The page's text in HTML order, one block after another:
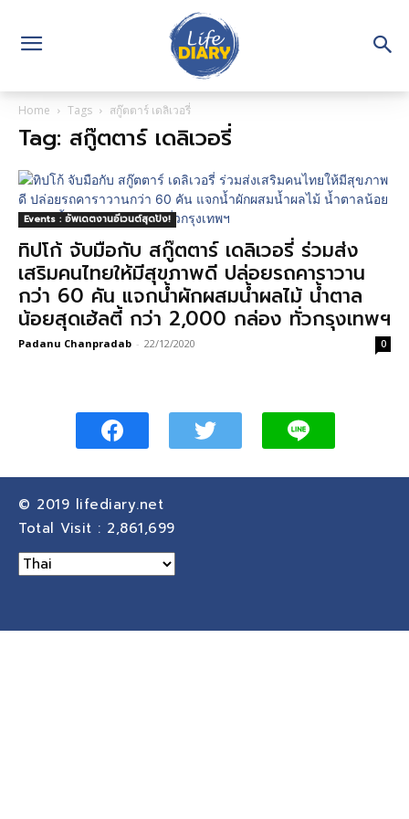
Home Tags สกู๊ตตาร์ เดลิเวอรี่
Tag: สกู๊ตตาร์ เดลิเวอรี่
Events : อัพเดตงานอีเวนต์สุดปัง!
ทิปโก้ จับมือกับ สกู๊ตตาร์ เดลิเวอรี่ ร่วมส่ง
เสริมคนไทยให้มีสุขภาพดี ปล่อยรถคาราวาน
กว่า 60 คัน แจกน้ำผักผสมน้ำผลไม้ น้ำตาล
น้อยสุดเฮ้ลตี้ กว่า 2,000 กล่อง ทั่วกรุงเทพฯ
Padanu Chanpradab - 22/12/2020 0
© 2019 lifediary.net
Total Visit : 2,861,699